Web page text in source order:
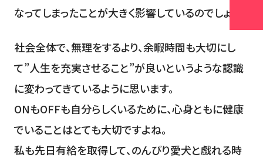
なってしまったことが大きく影響しているのでしょう。
社会全体で、無理をするより、余暇時間も大切にし
て”人生を充実させること”が良いというような認識
に変わってきているように思います。
ONもOFFも自分らしくいるために、心身ともに健康
でいることはとても大切ですよね。
私も先日有給を取得して、のんびり愛犬と戯れる時